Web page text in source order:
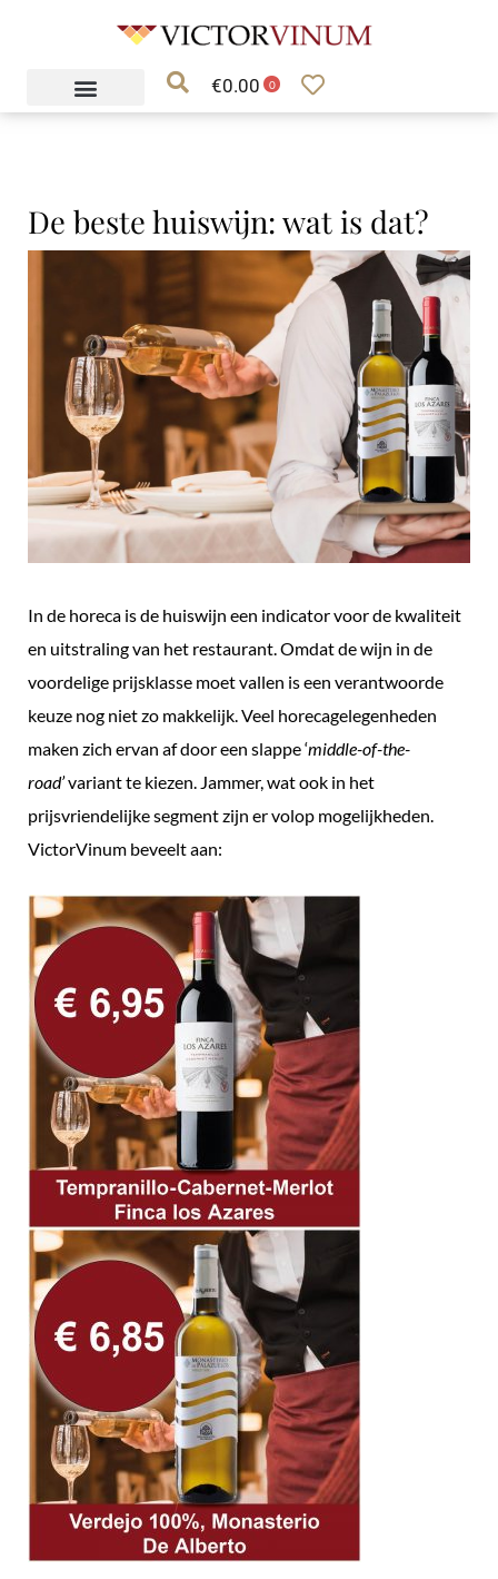
€0.00 0
De beste huiswijn: wat is dat?
In de horeca is de huiswijn een indicator voor de kwaliteit
en uitstraling van het restaurant. Omdat de wijn in de
voordelige prijsklasse moet vallen is een verantwoorde
keuze nog niet zo makkelijk. Veel horecagelegenheden
maken zich ervan af door een slappe ‘middle-of-the-
road’variant te kiezen. Jammer, wat ook in het
prijsvriendelijke segment zijn er volop mogelijkheden.
VictorVinum beveelt aan: